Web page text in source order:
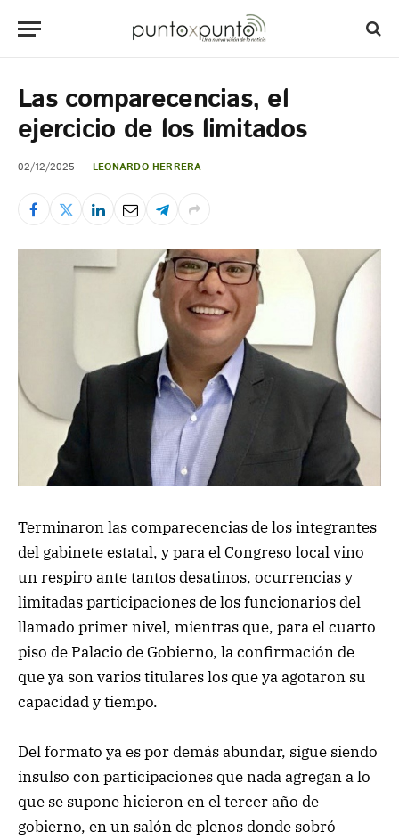
Las comparecencias, el
ejercicio de los limitados
02/12/2025 LEONARDO HERRERA
Terminaron las comparecencias de los integrantes
del gabinete estatal, y para el Congreso local vino
un respiro ante tantos desatinos, ocurrencias y
limitadas participaciones de los funcionarios del
llamado primer nivel, mientras que, para el cuarto
piso de Palacio de Gobierno, la confirmación de
que ya son varios titulares los que ya agotaron su
capacidad y tiempo.
Del formato ya es por demás abundar, sigue siendo
insulso con participaciones que nada agregan a lo
que se supone hicieron en el tercer año de
gobierno, en un salón de plenos donde sobró